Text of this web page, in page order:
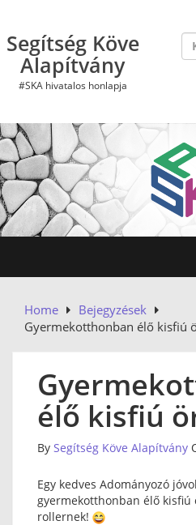
content
Segítség Köve
Alapítvány
#SKA hivatalos honlapja
Home
Bejegyzések
Gyermekotthonban élő kisfiú
élő kisfiú
By Segítség Köve Alapítvány
Egy kedves Adományozó
gyermekotthonban élő
rollernek!